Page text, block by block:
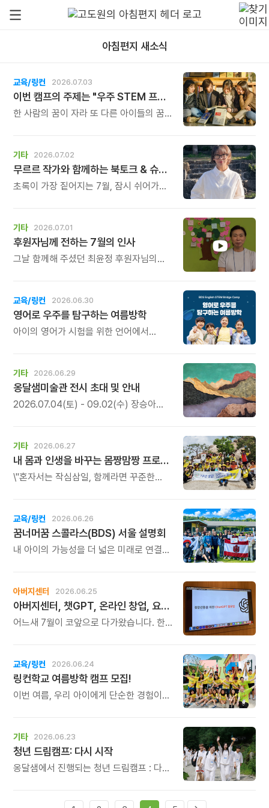
아침편지 새소식
교육/링컨 2026.07.03
이번 캠프의 주제는 "우주 STEM 프로젝트"입니다.
한 사람의 꿈이 자라 또 다른 아이들의 꿈을
기타 2026.07.02
무르르 작가와 함께하는 북토크 & 슈링클스 키링 만들기
초록이 가장 짙어지는 7월, 잠시 쉬어가도
강연이 끝난 뒤에는 그 따뜻한 기억을 오래
간직할 수 있도록 슈링클스 키링 만들기
체험도 함께 진행됩니다. 아이부터
어른까지 누구나 쉽고 즐겁게 참여할 수
기타 2026.07.01
후원자님께 전하는 7월의 인사
그날 함께해 주셨던 최윤정 후원자님의
한 번 시청해 보세요. 후원의 의미와 따뜻한
마음을 함께 느껴보실 수 있습니다.
교육/링컨 2026.06.30
영어로 우주를 탐구하는 여름방학
아이의 영어가 시험을 위한 언어에서
기타 2026.06.29
옹달샘미술관 전시 초대 및 안내
2026.07.04(토) - 09.02(수) 장승아
깊은산속옹달샘의 장소성과 맞물려, 숲과
나무를 매개로 한 회화 세계를 선보이며,
\'사이사이\'는 보이는 풍경과 보이지 않는
기억, 떠남과 머묾, 고요와 흔들림 사이에
기타 2026.06.27
내 몸과 인생을 바꾸는 몸짱맘짱 프로그램 모집
\"혼자서는 작심삼일, 함께라면 꾸준한
공동체입니다.
교육/링컨 2026.06.26
꿈너머꿈 스콜라스(BDS) 서울 설명회
내 아이의 가능성을 더 넓은 미래로 연결해
아버지센터 2026.06.25
아버지센터, 챗GPT, 온라인 창업, 요통 교실 신청하세요
어느새 7월이 코앞으로 다가왔습니다. 한
시작하는 아버지센터의 주요 프로그램을
소개해 드립니다.
교육/링컨 2026.06.24
링컨학교 여름방학 캠프 모집!
이번 여름, 우리 아이에게 단순한 경험이
인생에서 가장 중요한 시기를 놓치지
마세요.
기타 2026.06.23
청년 드림캠프: 다시 시작
옹달샘에서 진행되는 청년 드림캠프 : 다시
그리고 자신의 꿈과 삶을 말하는 2분